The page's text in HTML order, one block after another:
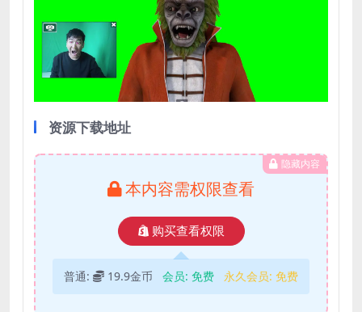
资源下载地址
隐藏内容
本内容需权限查看
购买查看权限
普通: 19.9金币 会员: 免费 永久会员: 免费